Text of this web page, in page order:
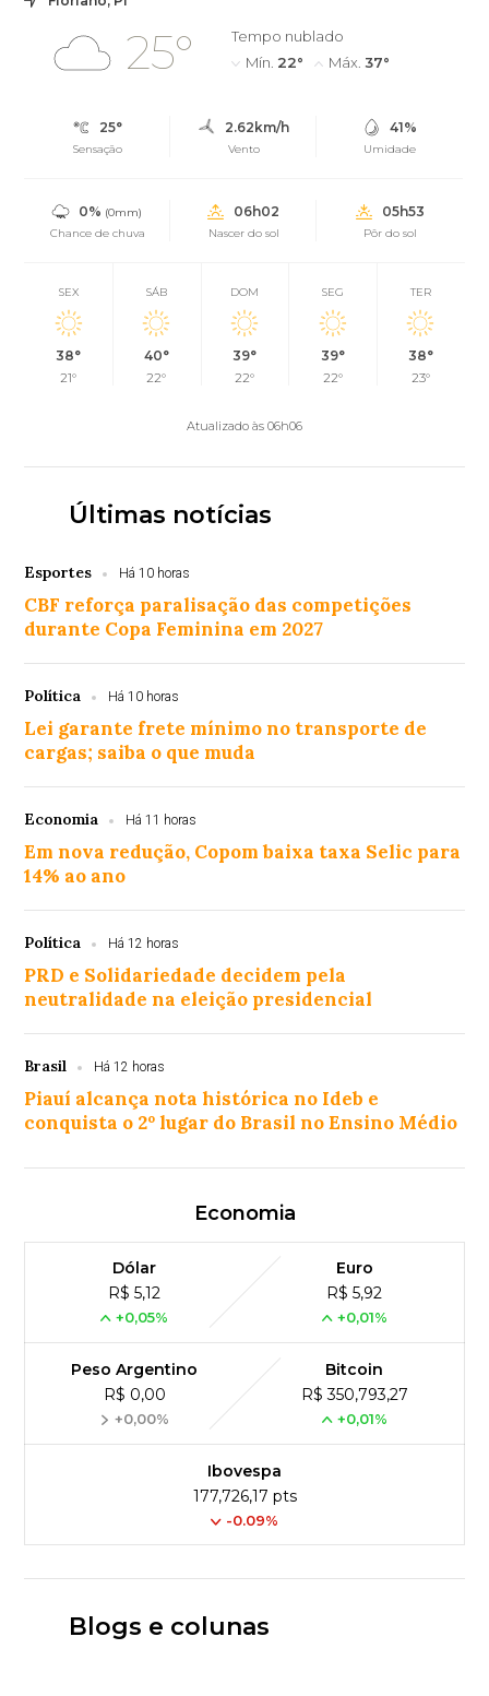
25°
Tempo nublado
Mín. 22° Máx. 37°
25°
Sensação
2.62km/h
Vento
41%
Umidade
0% (0mm)
Chance de chuva
06h02
Nascer do sol
05h53
Pôr do sol
SEX
38°
21°
SÁB
40°
22°
DOM
39°
22°
SEG
39°
22°
TER
38°
23°
Atualizado às 06h06
Últimas notícias
Esportes Há 10 horas
CBF reforça paralisação das competições
durante Copa Feminina em 2027
Política Há 10 horas
Lei garante frete mínimo no transporte de
cargas; saiba o que muda
Economia Há 11 horas
Em nova redução, Copom baixa taxa Selic para
14% ao ano
Política Há 12 horas
PRD e Solidariedade decidem pela
neutralidade na eleição presidencial
Brasil Há 12 horas
Piauí alcança nota histórica no Ideb e
conquista o 2º lugar do Brasil no Ensino Médio
Economia
Dólar
R$ 5,12
+0,05%
Euro
R$ 5,92
+0,01%
Peso Argentino
R$ 0,00
+0,00%
Bitcoin
R$ 350,793,27
+0,01%
Ibovespa
177,726,17 pts
-0.09%
Blogs e colunas